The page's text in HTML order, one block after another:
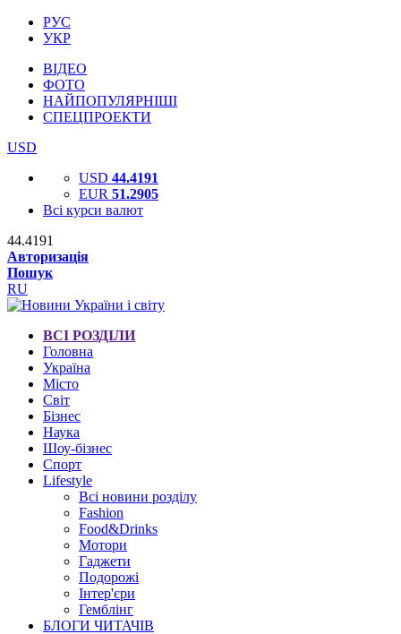
РУС
УКР
ВІДЕО
ФОТО
НАЙПОПУЛЯРНІШІ
СПЕЦПРОЕКТИ
USD
USD 44.4191
EUR 51.2905
Всі курси валют
44.4191
Авторизація
Пошук
RU
ВСІ РОЗДІЛИ
Головна
Україна
Місто
Світ
Бізнес
Наука
Шоу-бізнес
Спорт
Lifestyle
Всі новини розділу
Fashion
Food&Drinks
Мотори
Гаджети
Подорожі
Інтер'єри
Гемблінг
БЛОГИ ЧИТАЧІВ